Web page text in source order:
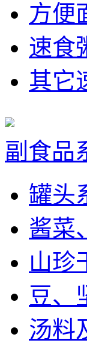
方便
速食
其它
副食品
罐头
酱菜
山珍
豆、
汤料